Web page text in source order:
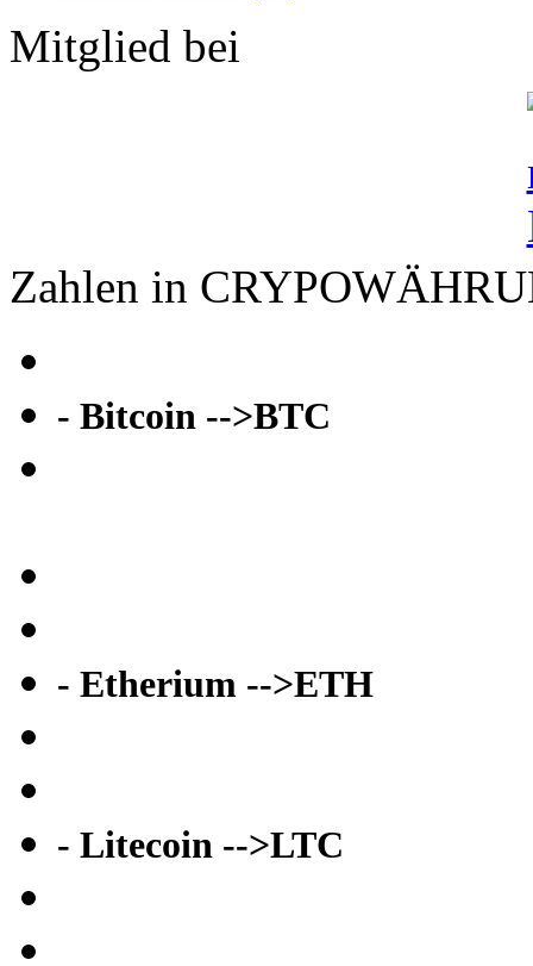
Mitglied bei
Zahlen in
- Bitcoin -->BTC
- Etherium -->ETH
- Litecoin -->LTC